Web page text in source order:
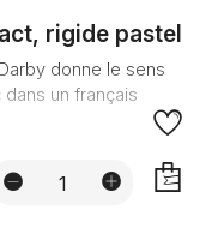
rigide pastel
donne le sens
un français